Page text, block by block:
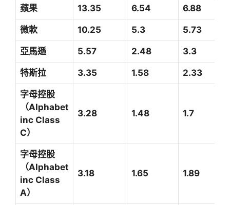
蘋果 13.35 6.54 6.88
微軟 10.25 5.3 5.73
亞馬遜 5.57 2.48 3.3
特斯拉 3.35 1.58 2.33
字母控股
（Alphabet
inc Class
C）
3.28 1.48 1.7
字母控股
（Alphabet
inc Class
A）
3.18 1.65 1.89